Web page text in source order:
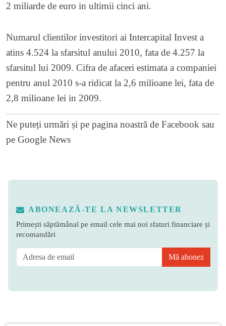
2 miliarde de euro in ultimii cinci ani.
Numarul clientilor investitori ai Intercapital Invest a
atins 4.524 la sfarsitul anului 2010, fata de 4.257 la
sfarsitul lui 2009. Cifra de afaceri estimata a companiei
pentru anul 2010 s-a ridicat la 2,6 milioane lei, fata de
2,8 milioane lei in 2009.
Ne puteți urmări și pe pagina noastră de Facebook sau
pe Google News
ABONEAZĂ-TE LA NEWSLETTER
Primești săptămânal pe email cele mai noi sfaturi financiare și
recomandări
Mă abonez